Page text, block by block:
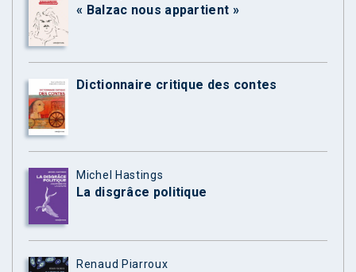
« Balzac nous appartient »
Dictionnaire critique des contes
Michel Hastings
La disgrâce politique
Renaud Piarroux